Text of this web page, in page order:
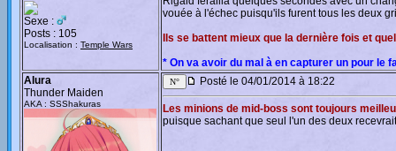
Sexe :
Posts : 105
Localisation : Temple Wars
vouée à l'échec puisqu'ils furent tous les deux
Ils se battent mieux que la dernière fois et
* On va avoir du mal à en capturer un pour le
Alura
Thunder Maiden
AKA : SSShakuras
Posté le 04/01/2014 à 18:22
Les minions de mid-boss sont toujours
puisque sachant que seul l'un des deux